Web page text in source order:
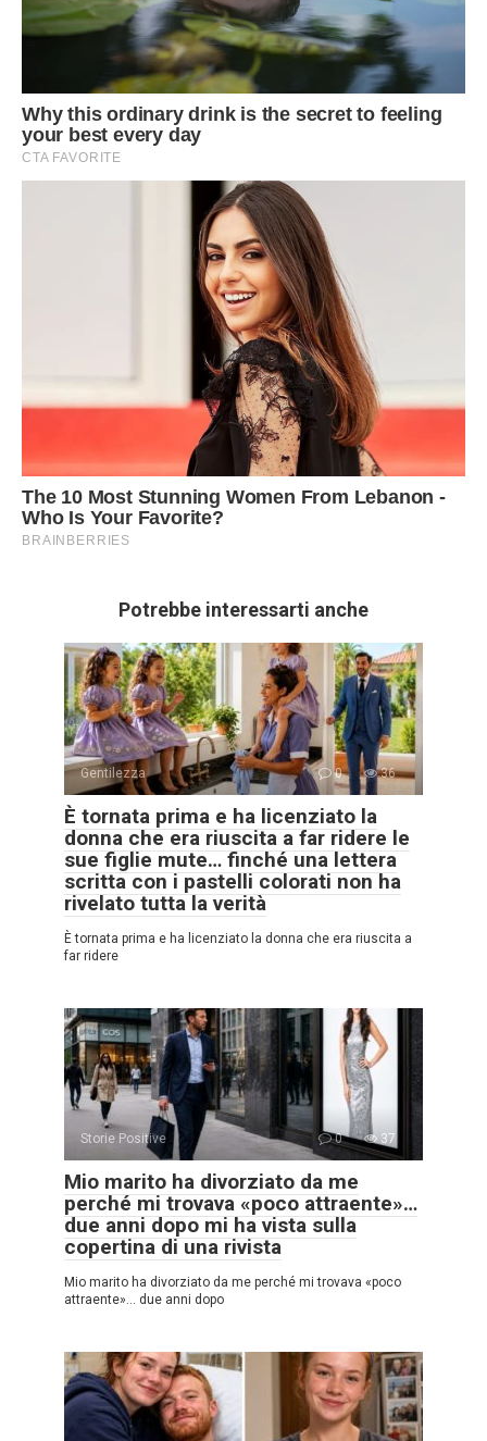
Potrebbe interessarti anche
Gentilezza 0 36
È tornata prima e ha licenziato la
donna che era riuscita a far ridere le
sue figlie mute… finché una lettera
scritta con i pastelli colorati non ha
rivelato tutta la verità
È tornata prima e ha licenziato la donna che era riuscita a
far ridere
Storie Positive 0 37
Mio marito ha divorziato da me
perché mi trovava «poco attraente»…
due anni dopo mi ha vista sulla
copertina di una rivista
Mio marito ha divorziato da me perché mi trovava «poco
attraente»… due anni dopo